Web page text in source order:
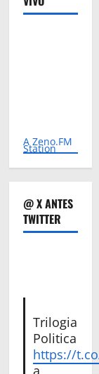
A Zeno.FM
Station
@ X ANTES
TWITTER
Trilogia
Politica
https://